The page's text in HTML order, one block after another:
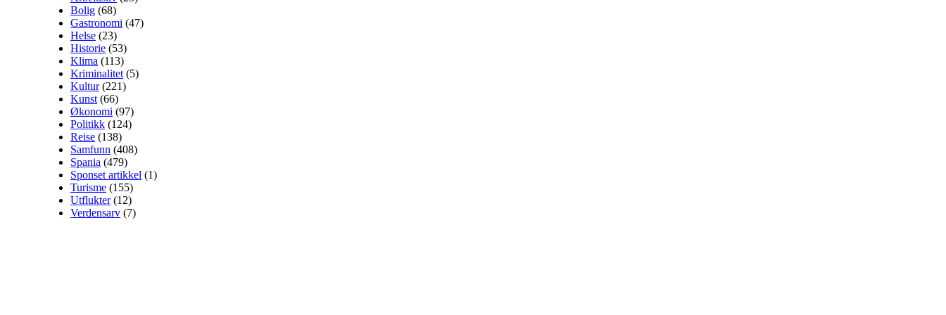
Bolig (68)
Gastronomi (47)
Helse (23)
Historie (53)
Klima (113)
Kriminalitet (5)
Kultur(221)
Kunst (66)
Økonomi (97)
Politikk (124)
Reise (138)
Samfunn (408)
Spania (479)
Sponset artikkel (1)
Turisme (155)
Utflukter(12)
Verdensarv (7)